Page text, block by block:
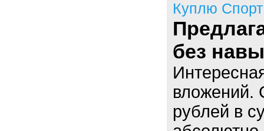
Куплю
без
вложений.
рублей в